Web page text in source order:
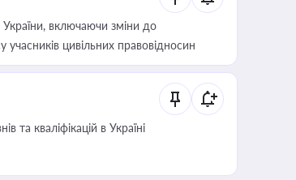
включаючи зміни до
цивільних правовідносин
та кваліфікацій в Україні